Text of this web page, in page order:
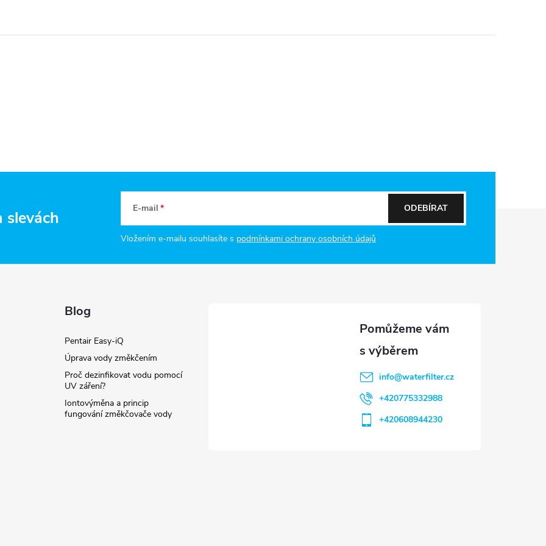
slevách E-mail
Vložením e-mailu souhlasíte s podmínkami ochrany osobních údajů
ODEBÍRAT
Blog
Pentair Easy-iQ
Úprava vody změkčením
Proč dezinfikovat vodu pomocí
UV záření?
Iontovýměna a princip
fungování změkčovače vody
info@waterfilter.cz
+420775332988
+420608944230